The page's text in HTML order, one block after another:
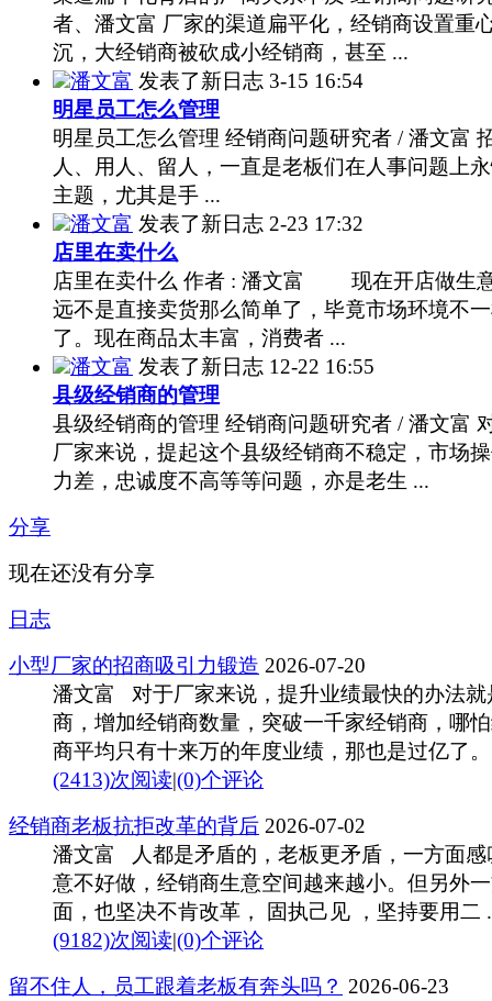
者、潘文富 厂家的渠道扁平化，经销商设置重
沉，大经销商被砍成小经销商，甚至 ...
潘文富 发表了新日志 3-15 16:54
明星员工怎么管理
明星员工怎么管理 经销商问题研究者 / 潘文富
人、用人、留人，一直是老板们在人事问题上
主题，尤其是手 ...
潘文富 发表了新日志 2-23 17:32
店里在卖什么
店里在卖什么 作者 : 潘文富 现在开店做生
远不是直接卖货那么简单了，毕竟市场环境不
了。现在商品太丰富，消费者 ...
潘文富 发表了新日志 12-22 16:55
县级经销商的管理
县级经销商的管理 经销商问题研究者 / 潘文富
厂家来说，提起这个县级经销商不稳定，市场
力差，忠诚度不高等等问题，亦是老生 ...
分享
现在还没有分享
日志
小型厂家的招商吸引力锻造 2026-07-20
潘文富 对于厂家来说，提升业绩最快的办法就
商，增加经销商数量，突破一千家经销商，哪
商平均只有十来万的年度业绩，那也是过亿了
(2413)次阅读|(0)个评论
经销商老板抗拒改革的背后 2026-07-02
潘文富 人都是矛盾的，老板更矛盾，一方面感
意不好做，经销商生意空间越来越小。但另外
面，也坚决不肯改革， 固执己见 ，坚持要用二
(9182)次阅读|(0)个评论
留不住人，员工跟着老板有奔头吗？ 2026-06-23